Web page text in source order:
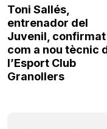
Toni Sallés,
entrenador del
Juvenil, confirmat
com a nou tècnic
l’Esport Club
Granollers